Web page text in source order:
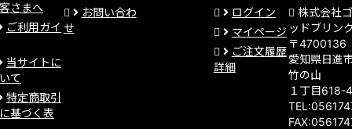
さまへ
ご利用ガイ
当サイトに
て
特定商取引
基づく表
お問い合わ
せ
ログイン
マイページ
ご注文履歴
詳細
株式会社
ッドブリン
〒4700136
愛知県日進
竹の山
１丁目618-